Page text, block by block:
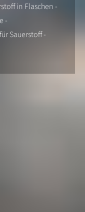
in Flaschen -
-
Sauerstoff -